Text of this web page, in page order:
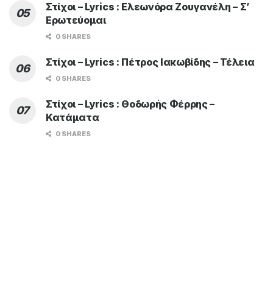
Στίχοι – Lyrics : Ελεωνόρα Ζουγανέλη – Σ’
Ερωτεύομαι
0 SHARES
Στίχοι – Lyrics : Πέτρος Ιακωβίδης – Τέλεια
0 SHARES
Στίχοι – Lyrics : Θοδωρής Φέρρης –
Κατάματα
0 SHARES